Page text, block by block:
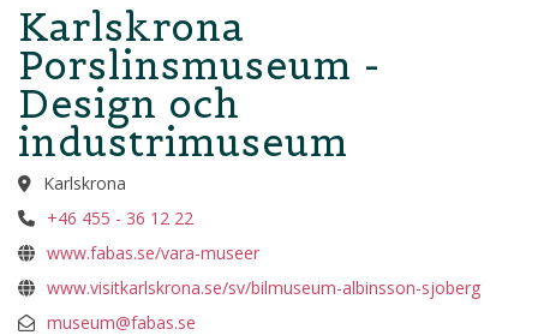
Karlskrona
Porslinsmuseum -
Design och
industrimuseum
Karlskrona
+46 455 - 36 12 22
www.fabas.se/vara-museer
www.visitkarlskrona.se/sv/bilmuseum-albinsson-sjoberg
museum@fabas.se